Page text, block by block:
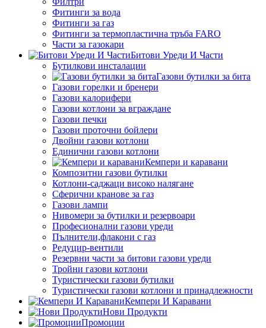
Фитинги за вода
Фитинги за газ
Фитинги за термопластична тръба FARO
Части за газокари
Битови Уреди И Части
Бутилкови инсталации
Газови бутилки за бита
Газови горелки и бренери
Газови калорифери
Газови котлони за вграждане
Газови печки
Газови проточни бойлери
Двойни газови котлони
Единични газови котлони
Кемпери и каравани
Композитни газови бутилки
Котлони-саджаци високо налягане
Сферични кранове за газ
Газови лампи
Нивомери за бутилки и резервоари
Професионални газови уреди
Пълнители,флакони с газ
Редуцир-вентили
Резервни части за битови газови уреди
Тройни газови котлони
Туристически газови бутилки
Туристически газови котлони и принадлежности
Кемпери И Каравани
Нови Продукти
Промоции